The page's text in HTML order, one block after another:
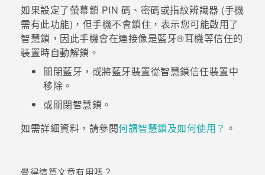
優惠專區
焦點訊息
校園專案
企業採購
銷售門市
銷售通路
支援服務
VIVELAND
如果設定了螢幕鎖 PIN 碼、密碼或指紋辨識器 (手機
需有此功能)，但手機不會鎖住，表示您可能啟用了
智慧鎖，因此手機會在連接像是藍牙®耳機等信任的
裝置時自動解鎖。
關閉藍牙 ，或將藍牙裝置從智慧鎖信任裝置中
移除。
或關閉智慧鎖。
如需詳細資料，請參閱何謂智慧鎖及如何使用？ 。
覺得這篇文章有用嗎？